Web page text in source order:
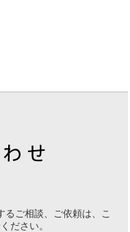
ご相談、ご依頼は、
こ
ださい。